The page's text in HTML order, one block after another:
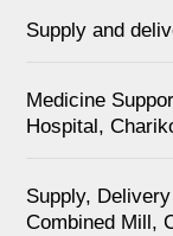
Supply and
Medicine
Hospital,
Supply,
Combined Mill,